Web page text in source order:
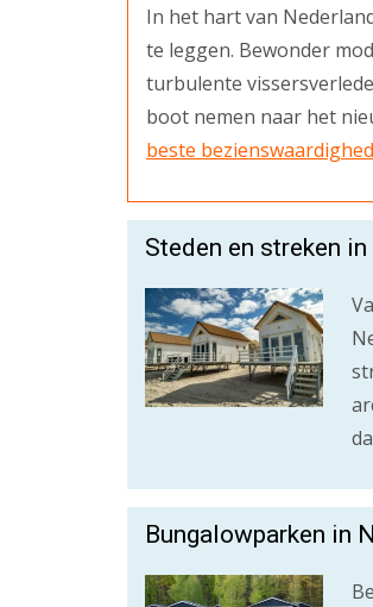
In het hart van
te leggen. Bewonder
turbulente
boot nemen naar het
beste
Steden en streken
Bungalowparken in